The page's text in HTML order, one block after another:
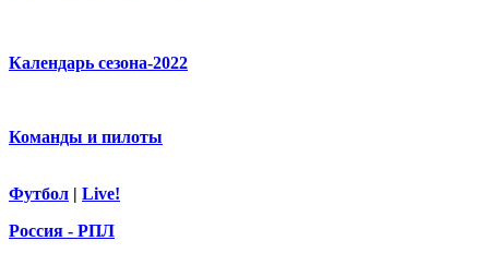
Календарь сезона-2022
Команды и пилоты
Футбол | Live!
Россия - РПЛ